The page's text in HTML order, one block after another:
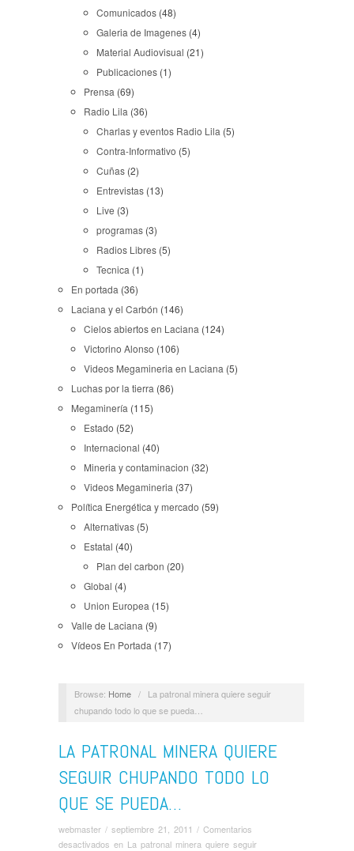
Comunicados (48)
Galeria de Imagenes (4)
Material Audiovisual (21)
Publicaciones (1)
Prensa (69)
Radio Lila (36)
Charlas y eventos Radio Lila (5)
Contra-Informativo (5)
Cuñas (2)
Entrevistas (13)
Live (3)
programas (3)
Radios Libres (5)
Tecnica (1)
En portada (36)
Laciana y el Carbón (146)
Cielos abiertos en Laciana (124)
Victorino Alonso (106)
Videos Megamineria en Laciana (5)
Luchas por la tierra (86)
Megaminería (115)
Estado (52)
Internacional (40)
Mineria y contaminacion (32)
Videos Megamineria (37)
Política Energética y mercado (59)
Alternativas (5)
Estatal (40)
Plan del carbon (20)
Global (4)
Union Europea (15)
Valle de Laciana (9)
Vídeos En Portada (17)
Browse: Home /
La patronal minera quiere seguir
chupando todo lo que se pueda…
LA PATRONAL MINERA QUIERE
SEGUIR CHUPANDO TODO LO
QUE SE PUEDA…
webmaster / septiembre 21, 2011 / Comentarios
desactivados en La patronal minera quiere seguir